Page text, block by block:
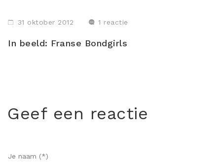
31 oktober 2012 1 reactie
In beeld: Franse Bondgirls
Geef een reactie